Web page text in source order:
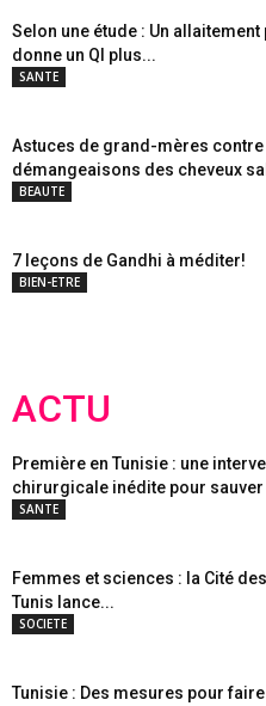
Selon une étude : Un
donne un QI plus...
SANTE
Astuces de grand-mères contre
démangeaisons des cheveux
BEAUTE
7 leçons de Gandhi à méditer!
BIEN-ETRE
ACTU
Première en Tunisie : une
chirurgicale inédite pour sauver
SANTE
Femmes et sciences : la Cité
Tunis lance...
SOCIETE
Tunisie : Des mesures pour